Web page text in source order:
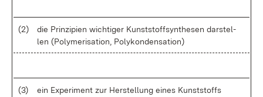
(2)
die Prin­zi­pi­en wich­ti­ger Kunst­stoff­syn­the­sen dar­stel­
len (Po­ly­me­ri­sa­ti­on, Po­ly­kon­den­sa­ti­on)
(3)
ein Ex­pe­ri­ment zur Her­stel­lung ei­nes Kunst­stoffs